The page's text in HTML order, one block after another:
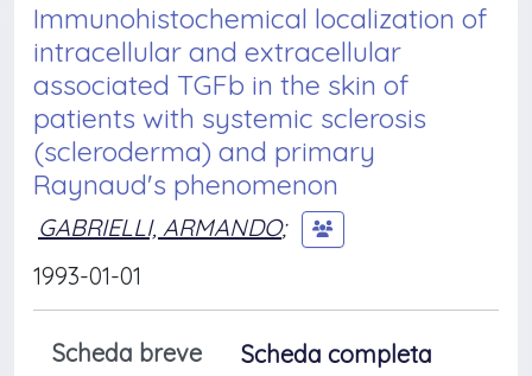
Immunohistochemical localization of
intracellular and extracellular
associated TGFb in the skin of
patients with systemic sclerosis
(scleroderma) and primary
Raynaud's phenomenon
GABRIELLI, ARMANDO;
1993-01-01
Scheda breve
Scheda completa